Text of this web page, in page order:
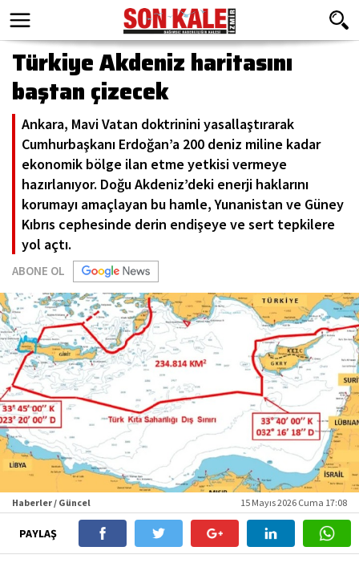
Türkiye Akdeniz haritasını
baştan çizecek
Ankara, Mavi Vatan doktrinini yasallaştırarak
Cumhurbaşkanı Erdoğan’a 200 deniz miline kadar
ekonomik bölge ilan etme yetkisi vermeye
hazırlanıyor. Doğu Akdeniz’deki enerji haklarını
korumayı amaçlayan bu hamle, Yunanistan ve Güney
Kıbrıs cephesinde derin endişeye ve sert tepkilere
yol açtı.
ABONE OL
Haberler / Güncel 15 Mayıs 2026 Cuma 17:08
PAYLAŞ